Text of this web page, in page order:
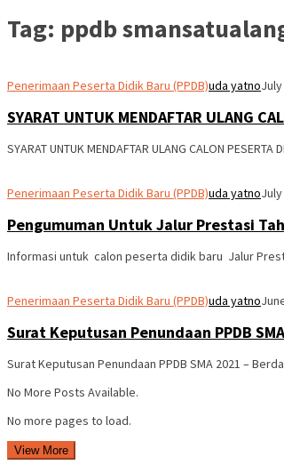
Tag: ppdb
Penerimaan Peserta Didik Baru (PPDB)uda yatno
SYARAT UNTUK MENDAFTAR ULANG
SYARAT UNTUK MENDAFTAR ULANG CALON
Penerimaan Peserta Didik Baru (PPDB)uda yatno
Pengumuman Untuk Jalur Prestasi
Informasi untuk calon peserta didik baru Jalur
Penerimaan Peserta Didik Baru (PPDB)uda yatno
Surat Keputusan Penundaan PPDB
Surat Keputusan Penundaan PPDB SMA 2021 –
No More Posts Available.
No more pages to load.
View More